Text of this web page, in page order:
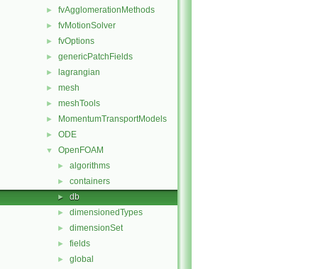
► fvAgglomerationMethods
► fvMotionSolver
► fvOptions
► genericPatchFields
► lagrangian
► mesh
► meshTools
► MomentumTransportModels
► ODE
▼ OpenFOAM
► algorithms
► containers
► db
► dimensionedTypes
► dimensionSet
► fields
► global